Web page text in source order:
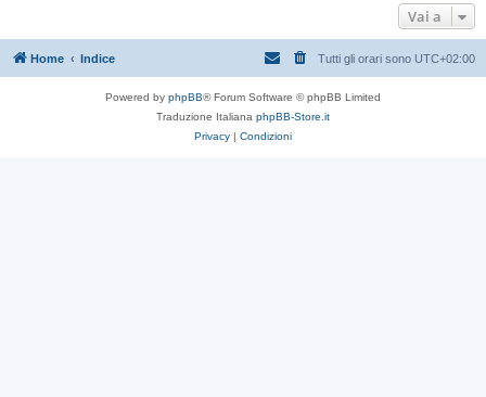
Vai a
Home Indice Tutti gli orari sono UTC+02:00
Powered by phpBB® Forum Software © phpBB Limited
Traduzione Italiana phpBB-Store.it
Privacy | Condizioni